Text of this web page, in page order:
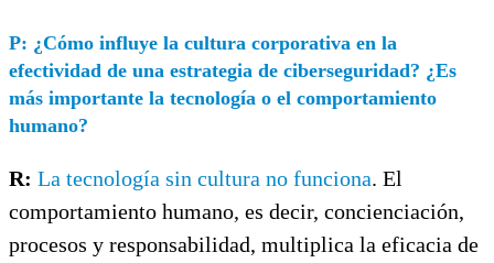
P: ¿Cómo influye la cultura corporativa en la
efectividad de una estrategia de ciberseguridad? ¿Es
más importante la tecnología o el comportamiento
humano?
R: La tecnología sin cultura no funciona. El
comportamiento humano, es decir, concienciación,
procesos y responsabilidad, multiplica la eficacia de